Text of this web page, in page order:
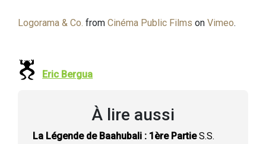
Logorama & Co. from Cinéma Public Films on Vimeo.
Eric Bergua
À lire aussi
La Légende de Baahubali : 1ère PartieS.S.